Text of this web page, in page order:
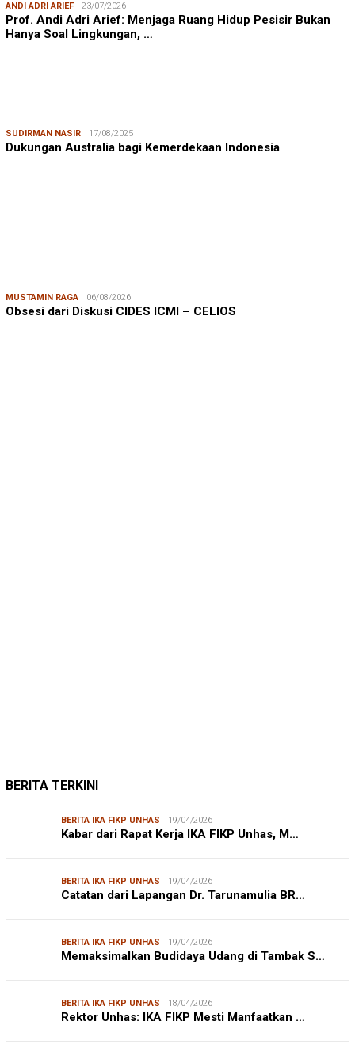
ANDI ADRI ARIEF 23/07/2026
Prof. Andi Adri Arief: Menjaga Ruang Hidup Pesisir Bukan
Hanya Soal Lingkungan, …
SUDIRMAN NASIR 17/08/2025
Dukungan Australia bagi Kemerdekaan Indonesia
MUSTAMIN RAGA 06/08/2026
Obsesi dari Diskusi CIDES ICMI – CELIOS
IKA FIKP Siapkan Raker, M Ilyas: Fokus P…
BERITA IKA FIKP UNHAS 12/11/2025
Pengurus IKA FIKP Unhas Siap Dikukuhkan,…
DPRD KOTA MAKASSAR
Kepuasan Publik Tinggi, Andi Makmur Nila…
DLH MAKASSAR